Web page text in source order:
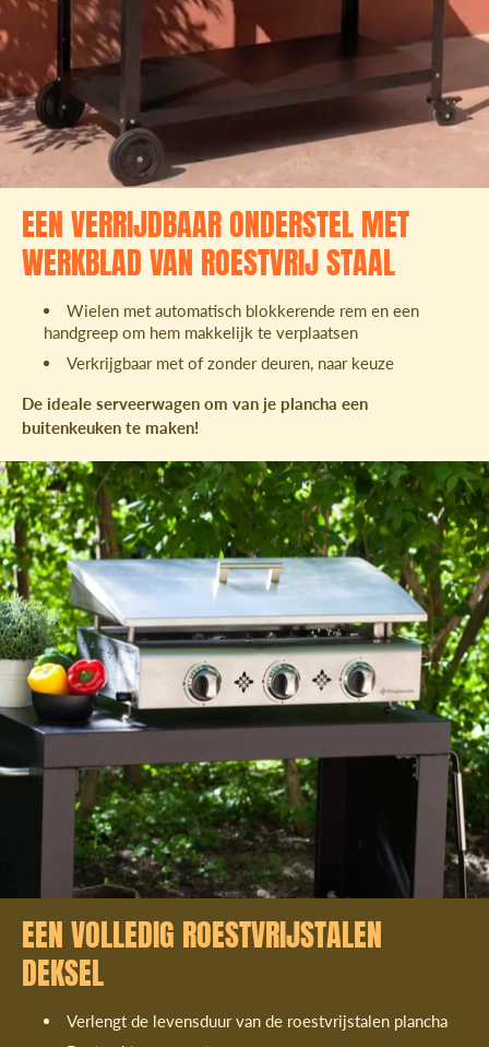
EEN VERRIJDBAAR ONDERSTEL MET
WERKBLAD VAN ROESTVRIJ STAAL
Wielen met automatisch blokkerende rem en een
handgreep om hem makkelijk te verplaatsen
Verkrijgbaar met of zonder deuren, naar keuze
De ideale serveerwagen om van je plancha een
buitenkeuken te maken!
EEN VOLLEDIG ROESTVRIJSTALEN
DEKSEL
Verlengt de levensduur van de roestvrijstalen plancha